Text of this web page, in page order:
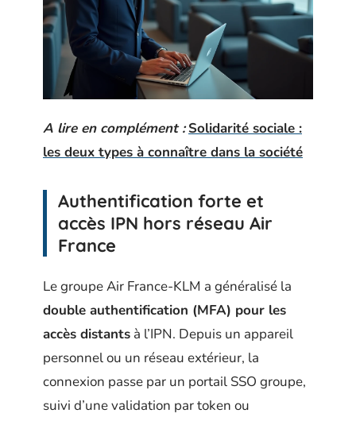
A lire en complément : Solidarité sociale :
les deux types à connaître dans la société
Authentification forte et
accès IPN hors réseau Air
France
Le groupe Air France-KLM a généralisé la
double authentification (MFA) pour les
accès distants à l’IPN. Depuis un appareil
personnel ou un réseau extérieur, la
connexion passe par un portail SSO groupe,
suivi d’une validation par token ou